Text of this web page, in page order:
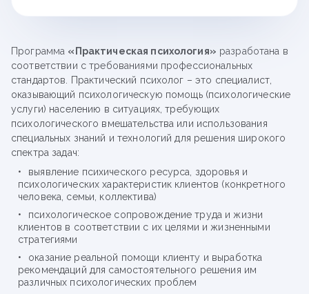
Программа «Практическая психология» разработана в
соответствии с требованиями профессиональных
стандартов. Практический психолог – это специалист,
оказывающий психологическую помощь (психологические
услуги) населению в ситуациях, требующих
психологического вмешательства или использования
специальных знаний и технологий для решения широкого
спектра задач:
выявление психического ресурса, здоровья и
психологических характеристик клиентов (конкретного
человека, семьи, коллектива)
психологическое сопровождение труда и жизни
клиентов в соответствии с их целями и жизненными
стратегиями
оказание реальной помощи клиенту и выработка
рекомендаций для самостоятельного решения им
различных психологических проблем